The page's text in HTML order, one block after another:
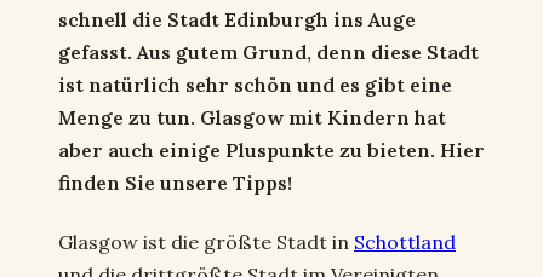
schnell die Stadt Edinburgh ins Auge
gefasst. Aus gutem Grund, denn diese Stadt
ist natürlich sehr schön und es gibt eine
Menge zu tun. Glasgow mit Kindern hat
aber auch einige Pluspunkte zu bieten. Hier
finden Sie unsere Tipps!
Glasgow ist die größte Stadt in Schottland